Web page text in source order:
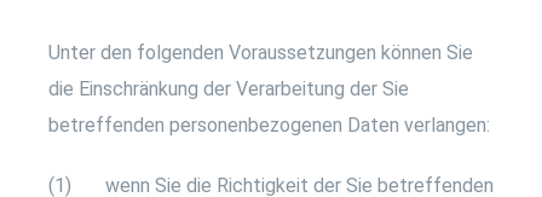
Unter den folgenden Voraussetzungen können Sie
die Einschränkung der Verarbeitung der Sie
betreffenden personenbezogenen Daten verlangen:
(1) wenn Sie die Richtigkeit der Sie betreffenden